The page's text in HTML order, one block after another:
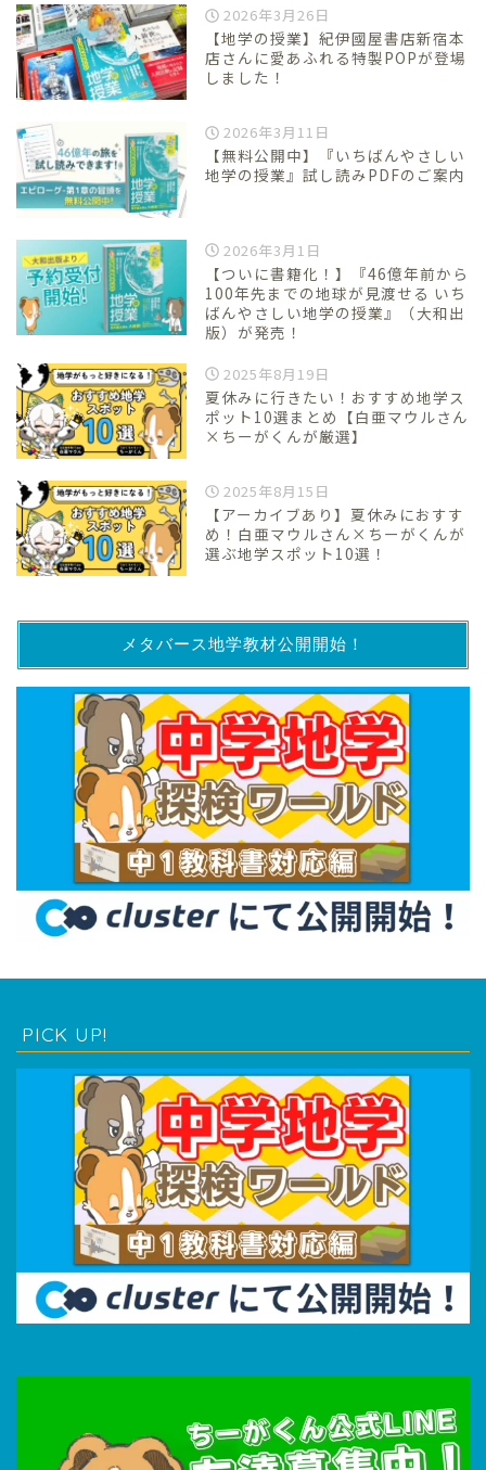
2026年3月26日
【地学の授業】紀伊國屋書店新宿本
店さんに愛あふれる特製POPが登場
しました！
2026年3月11日
【無料公開中】『いちばんやさしい
地学の授業』試し読みPDFのご案内
2026年3月1日
【ついに書籍化！】『46億年前から
100年先までの地球が見渡せる いち
ばんやさしい地学の授業』（大和出
版）が発売！
2025年8月19日
夏休みに行きたい！おすすめ地学ス
ポット10選まとめ【白亜マウルさん
×ちーがくんが厳選】
2025年8月15日
【アーカイブあり】夏休みにおすす
め！白亜マウルさん×ちーがくんが
選ぶ地学スポット10選！
メタバース地学教材公開開始！
PICK UP!